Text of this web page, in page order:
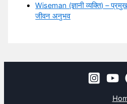
Wiseman (ज्ञानी व्यक्ति) – प्रमुख
जीवन अनुभव